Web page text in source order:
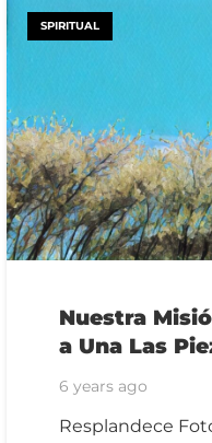
SPIRITUAL
Nuestra
a Una Las
6 years ago
Resplandece